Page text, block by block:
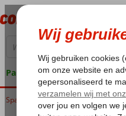
Pakketgarantie
Home
Spanje Costa del Sol Torremolinos